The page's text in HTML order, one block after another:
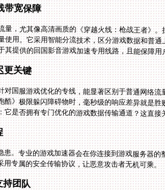
带宽保障
量，尤其像高清画质的《穿越火线：枪战王者》
使用。它采用智能分流技术，区分游戏数据和普
其提供的回国影音游戏加速专用线路，且能保障
更关键
对国服游戏优化的专线，能显著区别于普通网络
酷》极限躲闪障碍物时，毫秒级的响应差异就是
它是否拥有专门优化的游戏数据传输通道？这直
。专业的游戏加速器会在你连接到游戏服务器
专属的安全传输协议，让恶意攻击者无机可乘。
团队